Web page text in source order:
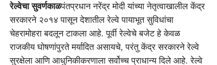
रेल्वेचा सुवर्णकाळपंतप्रधान नरेंद्र मोदी यांच्या नेतृत्वाखालील केंद्र
सरकारने २०१४ पासून देशातील रेल्वे पायाभूत सुविधांचा
चेहरामोहरा बदलून टाकला आहे. पूर्वी रेल्वेचे बजेट हे केवळ
राजकीय घोषणांपुरते मर्यादित असायचे, परंतु केंद्र सरकारने रेल्वे
सुरक्षेला आणि आधुनिकीकरणाला सर्वोच्च प्राधान्य दिले आहे. रेल्वे